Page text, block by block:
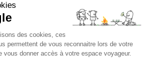
des cookies, ces
permettent de vous reconnaitre lors de votre
vous donner accès à votre espace voyageur.
correspond pas exactement à
un voyage sur mesure